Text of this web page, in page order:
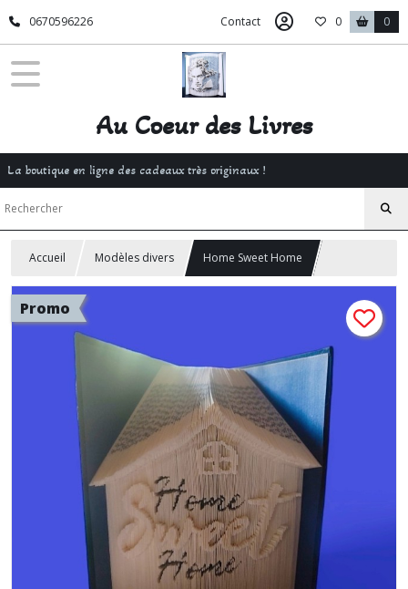
0670596226 Contact 0 0
Au Coeur des Livres
La boutique en ligne des cadeaux très originaux !
Accueil Modèles divers Home Sweet Home
Promo